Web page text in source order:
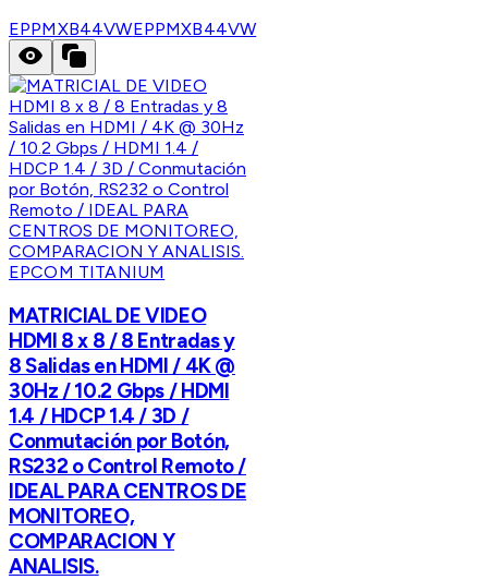
EPPMXB44VWEPPMXB44VW
EPCOM TITANIUM
MATRICIAL DE VIDEO
HDMI 8 x 8 / 8 Entradas y
8 Salidas en HDMI / 4K @
30Hz / 10.2 Gbps / HDMI
1.4 / HDCP 1.4 / 3D /
Conmutación por Botón,
RS232 o Control Remoto /
IDEAL PARA CENTROS DE
MONITOREO,
COMPARACION Y
ANALISIS.